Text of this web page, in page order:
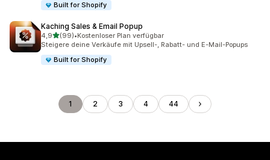
Built for Shopify
Kaching Sales & Email Popup
4,9von 5 Sternen
(99)
99 Rezensionen insgesamt
•Kostenloser Plan verfügbar
Steigere deine Verkäufe mit Upsell-, Rabatt- und E-Mail-Popups
Built for Shopify
1 2 3 4 44